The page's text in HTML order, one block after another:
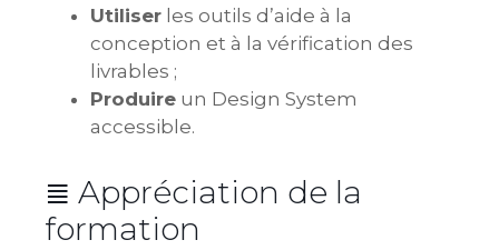
Utiliser les outils d’aide à la
conception et à la vérification des
livrables ;
Produire un Design System
accessible.
≣ Appréciation de la
formation